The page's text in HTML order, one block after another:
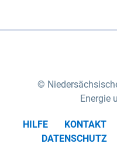
Energie
HILFE KONTAKT
DATENSCHUTZ